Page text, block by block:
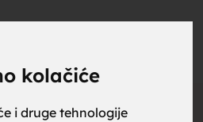
kolačiće
i druge tehnologije
Oglas